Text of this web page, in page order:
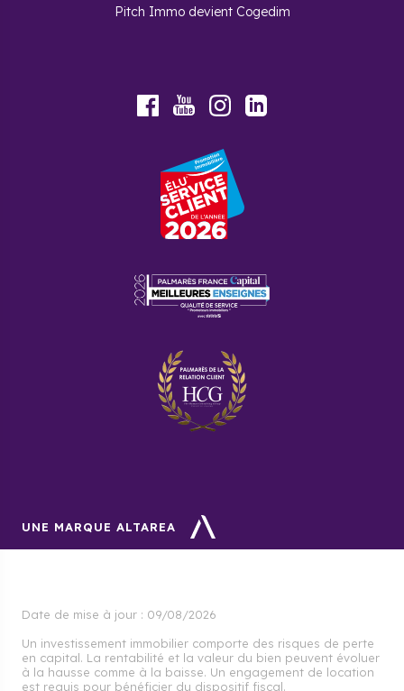
Pitch Immo devient Cogedim
FacebookYoutubeInstagram
UNE MARQUE ALTAREA
Date de mise à jour : 09/08/2026
Un investissement immobilier comporte des risques de perte
en capital. La rentabilité et la valeur du bien peuvent évoluer
à la hausse comme à la baisse. Un engagement de location
est requis pour bénéficier du dispositif fiscal.